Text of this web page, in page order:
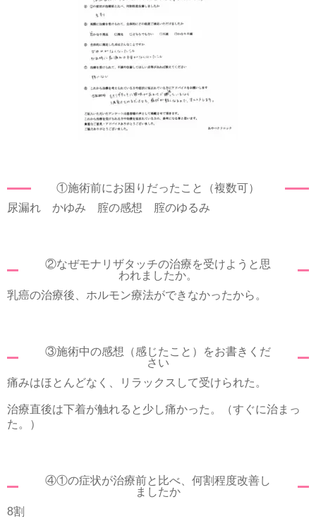
①施術前にお困りだったこと（複数可）
尿漏れ かゆみ 腟の感想 腟のゆるみ
②なぜモナリザタッチの治療を受けようと思
われましたか。
乳癌の治療後、ホルモン療法ができなかったから。
③施術中の感想（感じたこと）をお書きくだ
さい
痛みはほとんどなく、リラックスして受けられた。
治療直後は下着が触れると少し痛かった。（すぐに治まっ
た。）
④①の症状が治療前と比べ、何割程度改善し
ましたか
8割